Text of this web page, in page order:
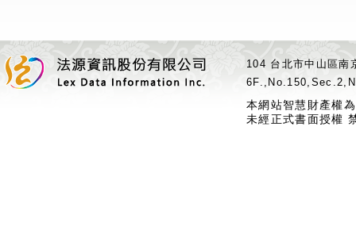
104 台北市中山區
本網站智慧財產權
未經正式書面授權